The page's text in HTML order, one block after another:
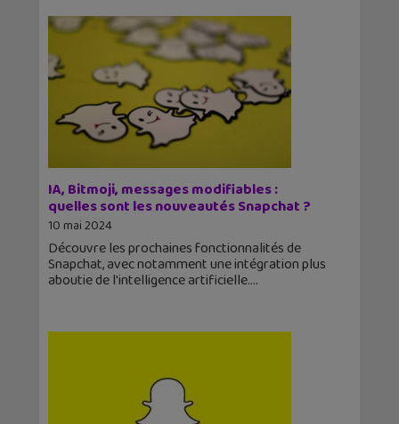
IA, Bitmoji, messages modifiables :
quelles sont les nouveautés Snapchat ?
10 mai 2024
Découvre les prochaines fonctionnalités de
Snapchat, avec notamment une intégration plus
aboutie de l'intelligence artificielle.